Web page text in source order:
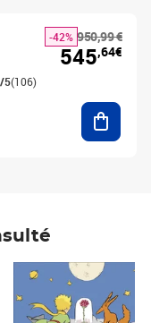
5(106)
950,99 €
-42%
545,64€
7,50€